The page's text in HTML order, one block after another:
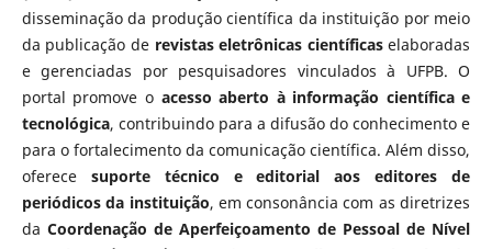
disseminação da produção científica da instituição por meio
da publicação de revistas eletrônicas científicaselaboradas
e gerenciadas por pesquisadores vinculados à UFPB. O
portal promove o acesso aberto à informação científica e
tecnológica, contribuindo para a difusão do conhecimento e
para o fortalecimento da comunicação científica. Além disso,
oferece suporte técnico e editorial aos editores de
periódicos da instituição, em consonância com as diretrizes
da Coordenação de Aperfeiçoamento de Pessoal de Nível